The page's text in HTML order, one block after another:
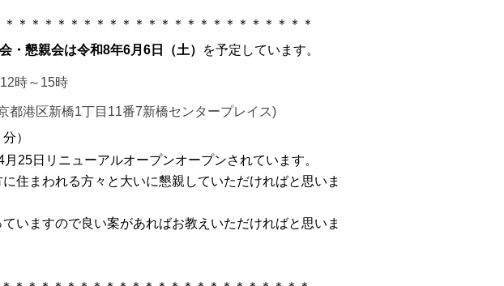
＊＊＊＊＊＊＊＊＊＊＊＊＊＊＊＊＊＊＊＊＊＊＊
・懇親会は令和8年6月6日（土）
を予定しています。
時～15時
都港区新橋1丁目11番7新橋センタープレイス)
）
25日リニューアルオープンオープンされています。
住まわれる方々と大いに懇親していただければと思いま
いますので良い案があればお教えいただければと思いま